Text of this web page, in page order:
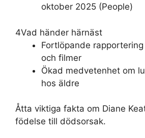
oktober 2025 (People)
4Vad händer härnäst
Fortlöpande
och filmer
Ökad medvetenhet om
hos äldre
Åtta viktiga fakta om Diane
födelse till dödsorsak.